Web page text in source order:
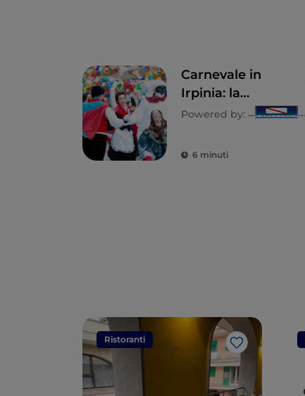
Carnevale in
Irpinia: la
tradizione sfila in
Powered by:
6 minuti
Ristoranti
Like